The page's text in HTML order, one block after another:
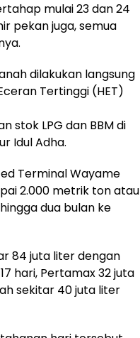
mulai 23 dan 24
pekan juga, semua
dilakukan langsung
Tertinggi (HET)
stok LPG dan BBM di
Idul Adha.
Terminal Wayame
2.000 metrik ton atau
dua bulan ke
84 juta liter dengan
hari, Pertamax 32 juta
sekitar 40 juta liter